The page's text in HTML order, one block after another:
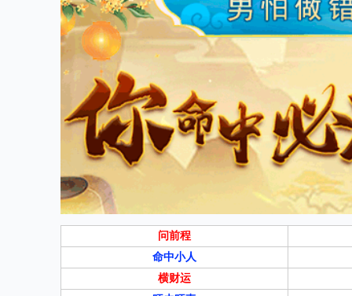
问前程
命中小人
横财运